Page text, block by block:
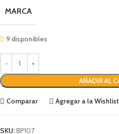
MARCA
9 disponibles
AÑADIR AL
Comparar Agregar a la Wishlist
SKU:BP107